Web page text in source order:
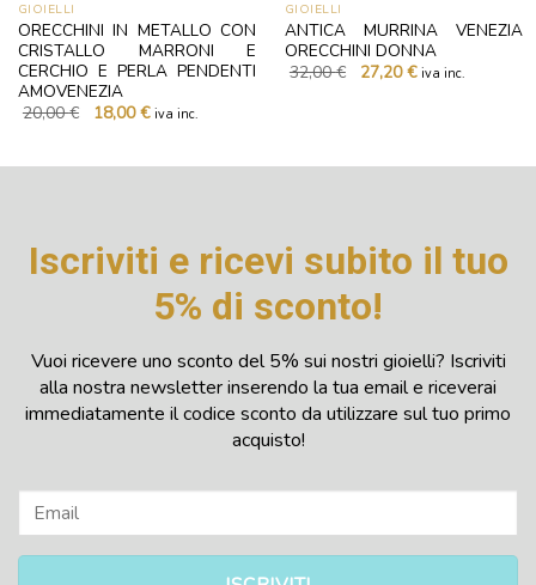
GIOIELLI
ORECCHINI IN METALLO CON
CRISTALLO MARRONI E
CERCHIO E PERLA PENDENTI
AMOVENEZIA
20,00€ Il
prezzo
20,00 €.
18,00€Il
18,00 €.
iva inc.
GIOIELLI
ANTICA MURRINA VENEZIA
ORECCHINI DONNA
32,00€ Il
prezzo
27,20€Iliva inc.
Iscriviti e ricevi subito il tuo
5% di sconto!
Vuoi ricevere uno sconto del 5% sui nostri gioielli? Iscriviti
alla nostra newsletter inserendo la tua email e riceverai
immediatamente il codice sconto da utilizzare sul tuo primo
acquisto!